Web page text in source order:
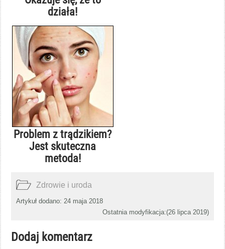
działa!
Problem z trądzikiem?
Jest skuteczna
metoda!
Zdrowie i uroda
Artykuł dodano: 24 maja 2018
Ostatnia modyfikacja:(26 lipca 2019)
Dodaj komentarz